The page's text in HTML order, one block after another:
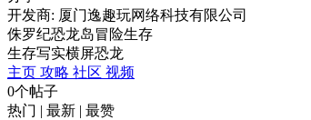
开发商: 厦门逸趣玩网络科技有限公司
侏罗纪恐龙岛冒险生存
生存写实横屏恐龙
主页 攻略 社区 视频
0个帖子
热门 | 最新 | 最赞